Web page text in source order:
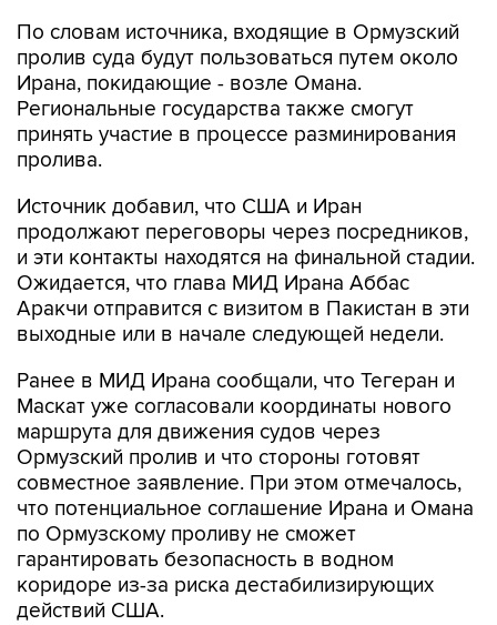
По словам источника, входящие в Ормузский
пролив суда будут пользоваться путем около
Ирана, покидающие - возле Омана.
Региональные государства также смогут
принять участие в процессе разминирования
пролива.
Источник добавил, что США и Иран
продолжают переговоры через посредников,
и эти контакты находятся на финальной стадии.
Ожидается, что глава МИД Ирана Аббас
Аракчи отправится с визитом в Пакистан в эти
выходные или в начале следующей недели.
Ранее в МИД Ирана сообщали, что Тегеран и
Маскат уже согласовали координаты нового
маршрута для движения судов через
Ормузский пролив и что стороны готовят
совместное заявление. При этом отмечалось,
что потенциальное соглашение Ирана и Омана
по Ормузскому проливу не сможет
гарантировать безопасность в водном
коридоре из-за риска дестабилизирующих
действий США.